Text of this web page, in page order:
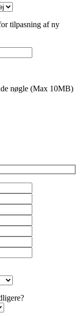
tilpasning af ny
nøgle (Max 10MB)